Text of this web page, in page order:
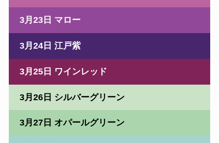
3月23日 マロー
3月24日 江戸紫
3月25日 ワインレッド
3月26日 シルバーグリーン
3月27日 オパールグリーン